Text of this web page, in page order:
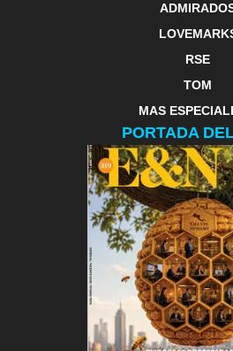
RSE
TOM
MAS
PORTADA